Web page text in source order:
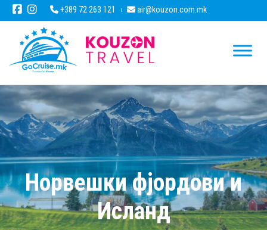
+389 72 263 121 air@kouzon.com.mk
Норвешки фјордови и
Исланд